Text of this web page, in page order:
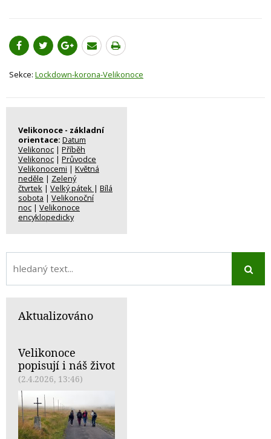
Sekce: Lockdown-korona-Velikonoce
Velikonoce - základní
orientace: Datum
Velikonoc | Příběh
Velikonoc | Průvodce
Velikonocemi | Květná
neděle | Zelený
čtvrtek | Velký pátek | Bílá
sobota | Velikonoční
noc | Velikonoce
encyklopedicky
Aktualizováno
Velikonoce
popisují i náš život
(2.4.2026, 13:46)